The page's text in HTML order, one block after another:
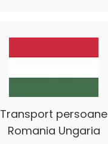
Transport persoane
Romania Ungaria